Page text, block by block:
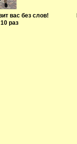
вас без слов!
раз